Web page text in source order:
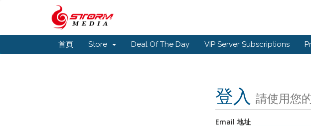
首頁 Store Deal Of The Day VIP Server Subscriptions
登入 請使用您
Email 地址